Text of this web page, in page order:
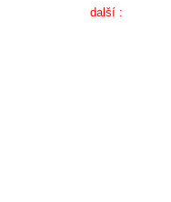
další :